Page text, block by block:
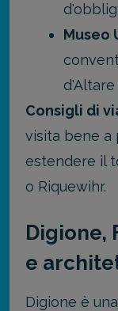
Museo
d'Altare
Consigli di
visita bene a
estendere il
o Riquewihr.
Digione,
e
Digione è